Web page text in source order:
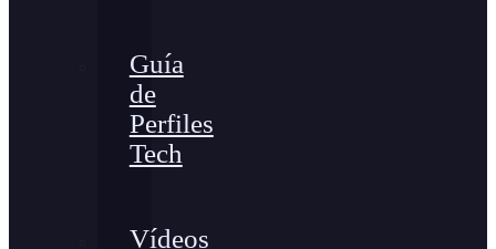
Guía
de
Perfiles
Tech
Vídeos